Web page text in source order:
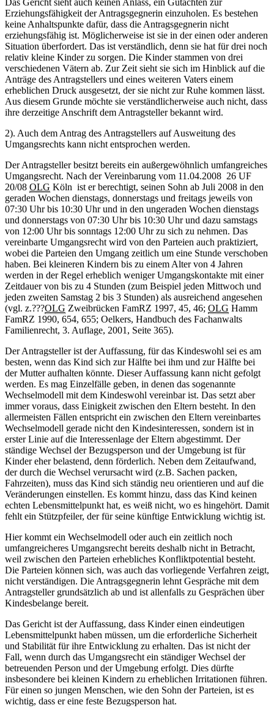
Das Gericht sieht auch keinen Anlass, ein Gutachten zur
Erziehungsfähigkeit der Antragsgegnerin einzuholen. Es bestehen
keine Anhaltspunkte dafür, dass die Antragsgegnerin nicht
erziehungsfähig ist. Möglicherweise ist sie in der einen oder anderen
Situation überfordert. Das ist verständlich, denn sie hat für drei noch
relativ kleine Kinder zu sorgen. Die Kinder stammen von drei
verschiedenen Vätern ab. Zur Zeit sieht sie sich im Hinblick auf die
Anträge des Antragstellers und eines weiteren Vaters einem
erheblichen Druck ausgesetzt, der sie nicht zur Ruhe kommen lässt.
Aus diesem Grunde möchte sie verständlicherweise auch nicht, dass
ihre derzeitige Anschrift dem Antragsteller bekannt wird.
2). Auch dem Antrag des Antragstellers auf Ausweitung des
Umgangsrechts kann nicht entsprochen werden.
Der Antragsteller besitzt bereits ein außergewöhnlich umfangreiches
Umgangsrecht. Nach der Vereinbarung vom 11.04.2008 26 UF
20/08 OLG Köln ist er berechtigt, seinen Sohn ab Juli 2008 in den
geraden Wochen dienstags, donnerstags und freitags jeweils von
07:30 Uhr bis 10:30 Uhr und in den ungeraden Wochen dienstags
und donnerstags von 07:30 Uhr bis 10:30 Uhr und dazu samstags
von 12:00 Uhr bis sonntags 12:00 Uhr zu sich zu nehmen. Das
vereinbarte Umgangsrecht wird von den Parteien auch praktiziert,
wobei die Parteien den Umgang zeitlich um eine Stunde verschoben
haben. Bei kleineren Kindern bis zu einem Alter von 4 Jahren
werden in der Regel erheblich weniger Umgangskontakte mit einer
Zeitdauer von bis zu 4 Stunden (zum Beispiel jeden Mittwoch und
jeden zweiten Samstag 2 bis 3 Stunden) als ausreichend angesehen
(vgl. z.???OLG Zweibrücken FamRZ 1997, 45, 46; OLG Hamm
FamRZ 1990, 654, 655; Oelkers, Handbuch des Fachanwalts
Familienrecht, 3. Auflage, 2001, Seite 365).
Der Antragsteller ist der Auffassung, für das Kindeswohl sei es am
besten, wenn das Kind sich zur Hälfte bei ihm und zur Hälfte bei
der Mutter aufhalten könnte. Dieser Auffassung kann nicht gefolgt
werden. Es mag Einzelfälle geben, in denen das sogenannte
Wechselmodell mit dem Kindeswohl vereinbar ist. Das setzt aber
immer voraus, dass Einigkeit zwischen den Eltern besteht. In den
allermeisten Fällen entspricht ein zwischen den Eltern vereinbartes
Wechselmodell gerade nicht den Kindesinteressen, sondern ist in
erster Linie auf die Interessenlage der Eltern abgestimmt. Der
ständige Wechsel der Bezugsperson und der Umgebung ist für
Kinder eher belastend, denn förderlich. Neben dem Zeitaufwand,
der durch die Wechsel verursacht wird (z.B. Sachen packen,
Fahrzeiten), muss das Kind sich ständig neu orientieren und auf die
Veränderungen einstellen. Es kommt hinzu, dass das Kind keinen
echten Lebensmittelpunkt hat, es weiß nicht, wo es hingehört. Damit
fehlt ein Stützpfeiler, der für seine künftige Entwicklung wichtig ist.
Hier kommt ein Wechselmodell oder auch ein zeitlich noch
umfangreicheres Umgangsrecht bereits deshalb nicht in Betracht,
weil zwischen den Parteien erhebliches Konfliktpotential besteht.
Die Parteien können sich, was auch das vorliegende Verfahren zeigt,
nicht verständigen. Die Antragsgegnerin lehnt Gespräche mit dem
Antragsteller grundsätzlich ab und ist allenfalls zu Gesprächen über
Kindesbelange bereit.
Das Gericht ist der Auffassung, dass Kinder einen eindeutigen
Lebensmittelpunkt haben müssen, um die erforderliche Sicherheit
und Stabilität für ihre Entwicklung zu erhalten. Das ist nicht der
Fall, wenn durch das Umgangsrecht ein ständiger Wechsel der
betreuenden Person und der Umgebung erfolgt. Dies dürfte
insbesondere bei kleinen Kindern zu erheblichen Irritationen führen.
Für einen so jungen Menschen, wie den Sohn der Parteien, ist es
wichtig, dass er eine feste Bezugsperson hat.